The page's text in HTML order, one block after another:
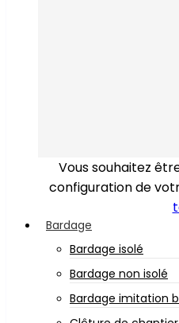
Vous souhaitez
configuration de
Bardage
Bardage isolé
Bardage non isolé
Bardage imitation